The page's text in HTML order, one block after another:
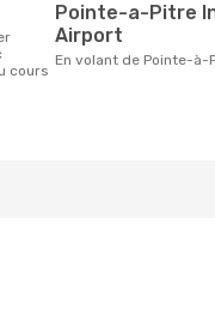
cours
Pointe-a-Pitre International
Airport
En volant de Pointe-